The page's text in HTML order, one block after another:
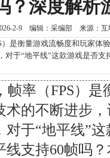
？深度解析
2-9 编辑：采编部 来源：
衡量游戏流畅度和玩家体
于“地平线”这款游戏是否
帧率（FPS）
术的不断进步
于“地平线”
支持60帧吗